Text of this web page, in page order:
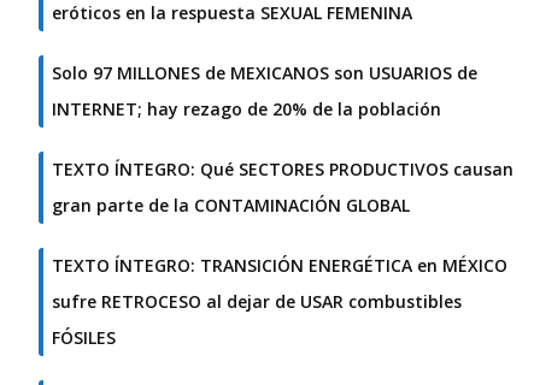
eróticos en la respuesta SEXUAL FEMENINA
Solo 97 MILLONES de MEXICANOS son USUARIOS de
INTERNET; hay rezago de 20% de la población
TEXTO ÍNTEGRO: Qué SECTORES PRODUCTIVOS causan
gran parte de la CONTAMINACIÓN GLOBAL
TEXTO ÍNTEGRO: TRANSICIÓN ENERGÉTICA en MÉXICO
sufre RETROCESO al dejar de USAR combustibles
FÓSILES